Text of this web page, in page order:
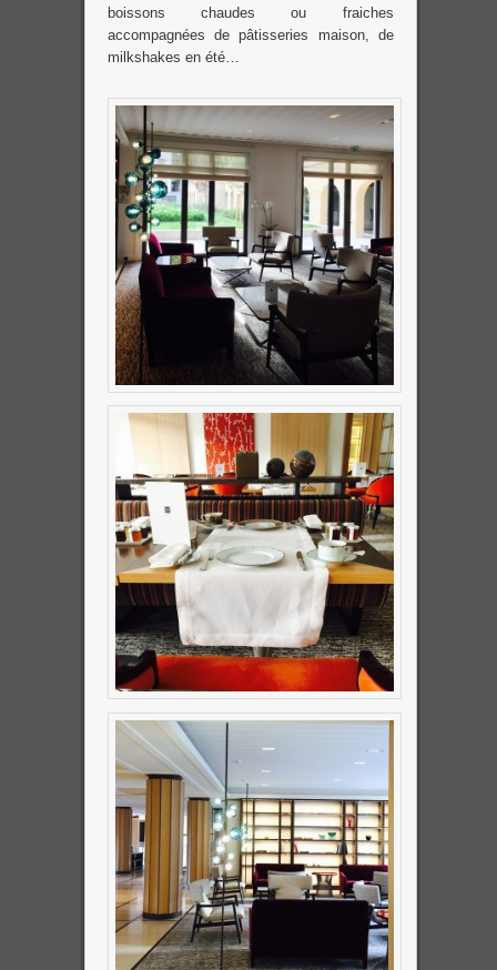
boissons chaudes ou fraiches
accompagnées de pâtisseries maison, de
milkshakes en été…